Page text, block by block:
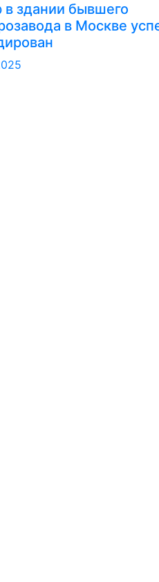
здании бывшего
в Москве